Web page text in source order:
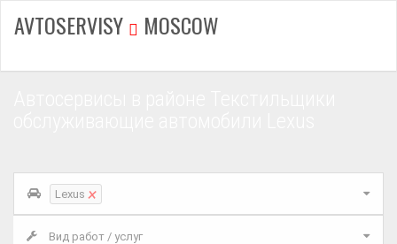
AVTOSERVISY MOSCOW
Lexus ×
Вид работ / услуг